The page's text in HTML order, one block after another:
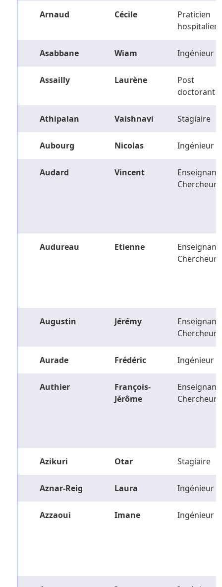
Arnaud Cécile
Praticien
hospitalier
Asabbane Wiam Ingénieur
Assailly Laurène
Post
doctorant
Athipalan Vaishnavi Stagiaire
Aubourg Nicolas Ingénieur
Audard Vincent
Enseignant-
Chercheur
Audureau Etienne
Enseignant-
Chercheur
Augustin Jérémy
Enseignant-
Chercheur
Aurade Frédéric Ingénieur
Authier
François-
Jérôme
Enseignant-
Chercheur
Azikuri Otar Stagiaire
Aznar-Reig Laura Ingénieur
Azzaoui Imane Ingénieur